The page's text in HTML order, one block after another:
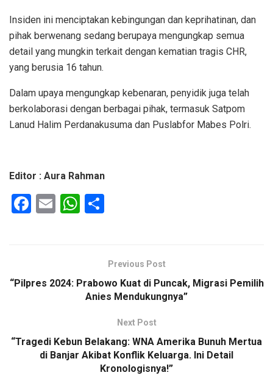
Insiden ini menciptakan kebingungan dan keprihatinan, dan
pihak berwenang sedang berupaya mengungkap semua
detail yang mungkin terkait dengan kematian tragis CHR,
yang berusia 16 tahun.
Dalam upaya mengungkap kebenaran, penyidik juga telah
berkolaborasi dengan berbagai pihak, termasuk Satpom
Lanud Halim Perdanakusuma dan Puslabfor Mabes Polri.
Editor : Aura Rahman
F
o
E
W
A
p
ePrevious Post
“Pilpres 2024: Prabowo Kuat di Puncak, Migrasi Pemilih
Anies Mendukungnya”
Next Post
“Tragedi Kebun Belakang: WNA Amerika Bunuh Mertua
di Banjar Akibat Konflik Keluarga. Ini Detail
Kronologisnya!”